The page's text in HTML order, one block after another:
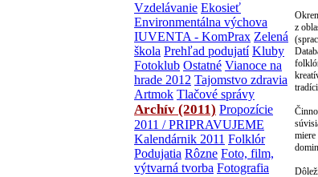
Vzdelávanie Ekosieť
Environmentálna výchova
IUVENTA - KomPrax Zelená
škola Prehľad podujatí Kluby
Fotoklub Ostatné Vianoce na
hrade 2012 Tajomstvo zdravia
Artmok Tlačové správy
Archív (2011) Propozície
2011 / PRIPRAVUJEME
Kalendárnik 2011 Folklór
Podujatia Rôzne Foto, film,
výtvarná tvorba Fotografia
z